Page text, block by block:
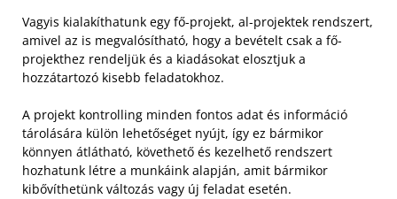
Vagyis kialakíthatunk egy fő-projekt, al-projektek rendszert,
amivel az is megvalósítható, hogy a bevételt csak a fő-
projekthez rendeljük és a kiadásokat elosztjuk a
hozzátartozó kisebb feladatokhoz.
A projekt kontrolling minden fontos adat és információ
tárolására külön lehetőséget nyújt, így ez bármikor
könnyen átlátható, követhető és kezelhető rendszert
hozhatunk létre a munkáink alapján, amit bármikor
kibővíthetünk változás vagy új feladat esetén.